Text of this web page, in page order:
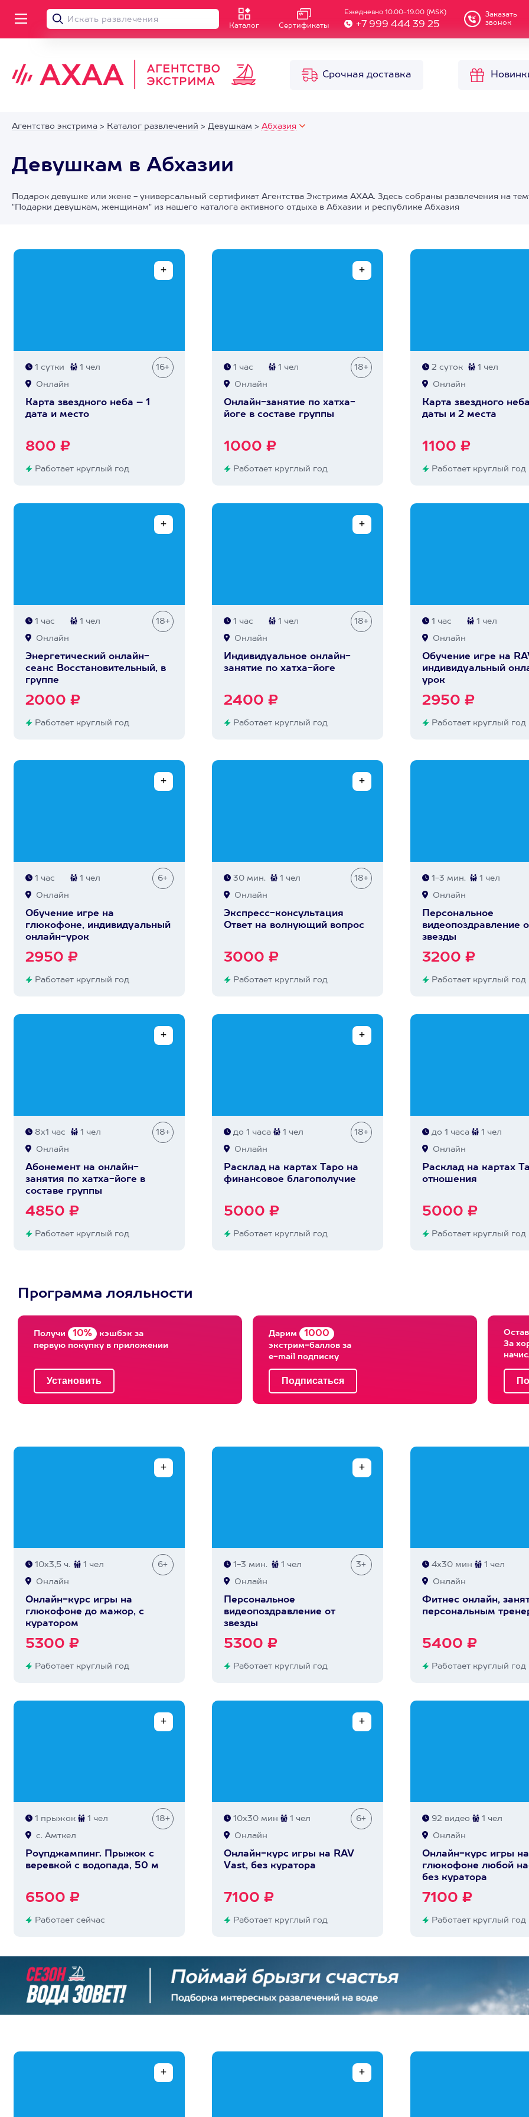
Каталог Сертификаты
Ежедневно 10.00-19.00 (MSK)
+7 999 444 39 25
Заказать
звонок
Срочная доставка
Агентство экстрима > Каталог развлечений > Девушкам > Абхазия
Девушкам в Абхазии
Подарок девушке или жене - универсальный сертификат Агентства Экстрима АХАА. Здесь собраны развлечения на
"Подарки девушкам, женщинам" из нашего каталога активного отдыха в Абхазии и республике Абхазия
1 сутки 1 чел 16+
Онлайн
Карта звездного неба – 1
дата и место
800 ₽
Работает круглый год
1 час 1 чел 18+
Онлайн
Онлайн-занятие по хатха-
йоге в составе группы
1000 ₽
Работает круглый год
2 суток 1 чел
Онлайн
Карта звездного
даты и 2 места
1100 ₽
Работает круглый год
1 час 1 чел 18+
Онлайн
Энергетический онлайн-
сеанс Восстановительный, в
группе
2000 ₽
Работает круглый год
1 час 1 чел 18+
Онлайн
Индивидуальное онлайн-
занятие по хатха-йоге
2400 ₽
Работает круглый год
1 час 1 чел
Онлайн
Обучение игре на
индивидуальный
урок
2950 ₽
Работает круглый год
1 час 1 чел 6+
Онлайн
Обучение игре на
глюкофоне, индивидуальный
онлайн-урок
2950 ₽
Работает круглый год
30 мин. 1 чел 18+
Онлайн
Экспресс-консультация
Ответ на волнующий вопрос
3000 ₽
Работает круглый год
1-3 мин. 1 чел
Онлайн
Персональное
видеопоздравление
звезды
3200 ₽
Работает круглый год
8х1 час 1 чел 18+
Онлайн
Абонемент на онлайн-
занятия по хатха-йоге в
составе группы
4850 ₽
Работает круглый год
до 1 часа 1 чел 18+
Онлайн
Расклад на картах Таро на
финансовое благополучие
5000 ₽
Работает круглый год
до 1 часа 1 чел
Онлайн
Расклад на картах
отношения
5000 ₽
Работает круглый год
Программа лояльности
Получи 10% кэшбэк за
первую покупку в приложении
Дарим 1000
экстрим-баллов за
e-mail подписку
За
10х3,5 ч. 1 чел 6+
Онлайн
Онлайн-курс игры на
глюкофоне до мажор, с
куратором
5300 ₽
Работает круглый год
1-3 мин. 1 чел 3+
Онлайн
Персональное
видеопоздравление от
звезды
5300 ₽
Работает круглый год
4х30 мин 1 чел
Онлайн
Фитнес онлайн,
персональным
5400 ₽
Работает круглый год
1 прыжок 1 чел 18+
с. Амткел
Роупджампинг. Прыжок с
веревкой с водопада, 50 м
6500 ₽
Работает сейчас
10х30 мин 1 чел 6+
Онлайн
Онлайн-курс игры на RAV
Vast, без куратора
7100 ₽
Работает круглый год
92 видео 1 чел
Онлайн
Онлайн-курс игры на
глюкофоне любой
без куратора
7100 ₽
Работает круглый год